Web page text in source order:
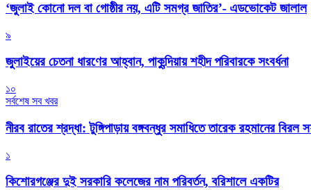
‘জুলাই কোনো দল বা গোষ্ঠীর নয়, এটি সমগ্র জাতির’- এডভোকেট জালাল
৯
জুলাইয়ের চেতনা ধারণের আহ্বান, পাকুন্দিয়ায় শহীদ পরিবারকে সংবর্ধনা
১০
সর্বশেষ সব খবর
নীরব রাতের শ্রদ্ধা: টুঙ্গিপাড়ায় বঙ্গবন্ধুর সমাধিতে তারেক রহমানের বিরল
১
কিশোরগঞ্জের দুই সরকারি কলেজের নাম পরিবর্তন, বরিশালে একটির